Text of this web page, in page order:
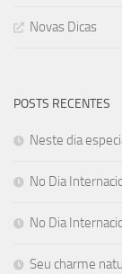
Novas Dicas
POSTS RECENTES
Neste dia
No Dia
No Dia
Seu charme